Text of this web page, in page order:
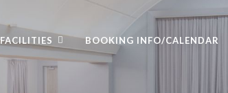
FACILITIES BOOKING INFO/CALENDAR